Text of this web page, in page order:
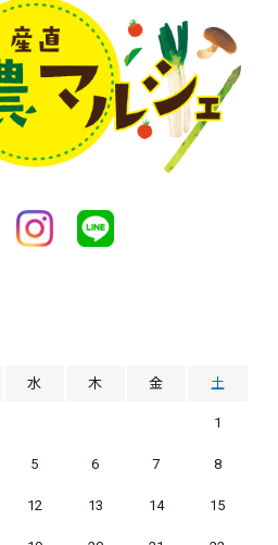
水 木 金 土
1
5 6 7 8
12 13 14 15